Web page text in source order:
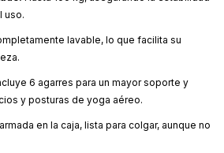
uso.
lavable, lo que facilita su
6 agarres para un mayor soporte y
y posturas de yoga aéreo.
en la caja, lista para colgar, aunque no